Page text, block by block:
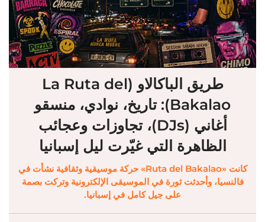
طريق الباكالاو (La Ruta del
Bakalao): تاريخ، نوادي، منسقو
أغاني (DJs)، تجاوزات وعجائب
الظاهرة التي غيّرت ليل إسبانيا
كانت «Ruta del Bakalao» حركة موسيقية وثقافية نشأت في
فالنسيا، وأحدثت ثورة في الموسيقى الإلكترونية وتركت بصمة
على جيل كامل في إسبانيا.